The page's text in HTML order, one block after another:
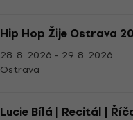
Hip Hop Žije Ostrava
28. 8. 2026 - 29. 8. 2026
Ostrava
Lucie Bílá | Recitál |